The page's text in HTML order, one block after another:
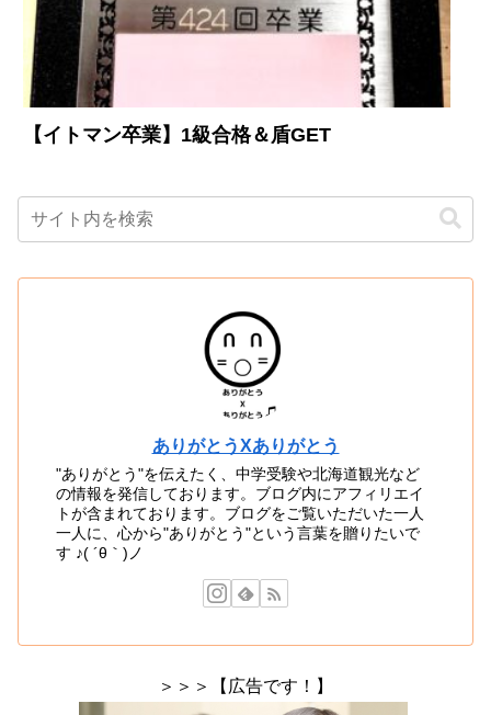
【イトマン卒業】1級合格＆盾GET
ありがとうXありがとう
"ありがとう"を伝えたく、中学受験や北海道観光など
の情報を発信しております。ブログ内にアフィリエイ
トが含まれております。ブログをご覧いただいた一人
一人に、心から"ありがとう"という言葉を贈りたいで
す ♪( ´θ｀)ノ
＞＞＞【広告です！】